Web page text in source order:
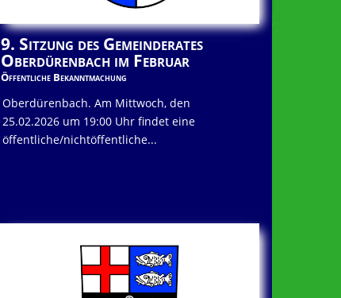
9. Sitzung des Gemeinderates
Oberdürenbach im Februar
Öffentliche Bekanntmachung
Oberdürenbach. Am Mittwoch, den
25.02.2026 um 19:00 Uhr findet eine
öffentliche/nichtöffentliche...